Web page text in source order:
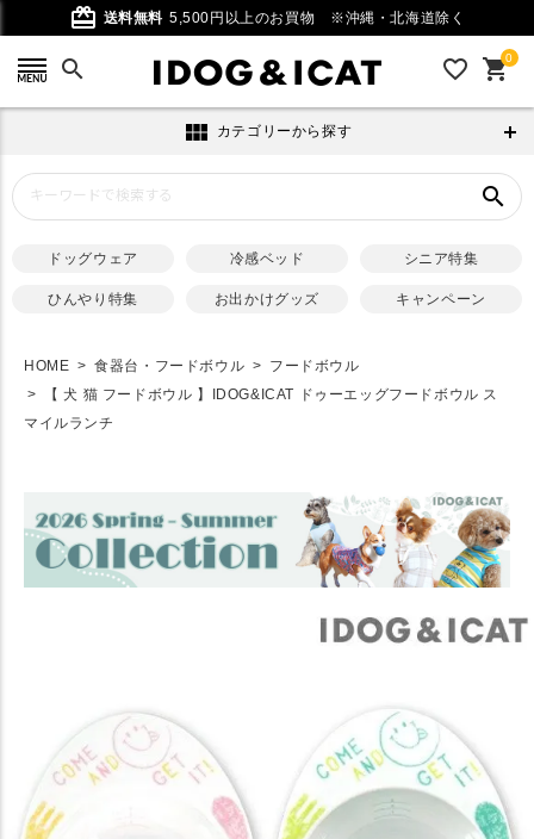
card_giftcard 送料無料 5,500円以上のお買物 ※沖縄・北海道除く
search favorite_outline 0
shopping_cart
view_module カテゴリーから探す
search
ドッグウェア 冷感ベッド シニア特集
ひんやり特集 お出かけグッズ キャンペーン
HOME 食器台・フードボウル
フードボウル
【 犬 猫 フードボウル 】IDOG&ICAT ドゥーエッグフードボウル ス
マイルランチ